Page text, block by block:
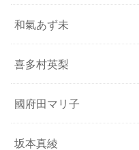
和氣あず未
喜多村英梨
國府田マリ子
坂本真綾